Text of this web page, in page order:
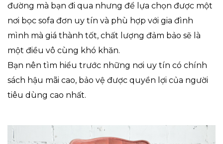
đường mà bạn đi qua nhưng để lựa chọn được một
nơi bọc sofa đơn uy tín và phù hợp với gia đình
mình mà giá thành tốt, chất lượng đảm bảo sẽ là
một điều vô cùng khó khăn.
Bạn nên tìm hiểu trước những nơi uy tín có chính
sách hậu mãi cao, bảo vệ được quyền lợi của người
tiêu dùng cao nhất.